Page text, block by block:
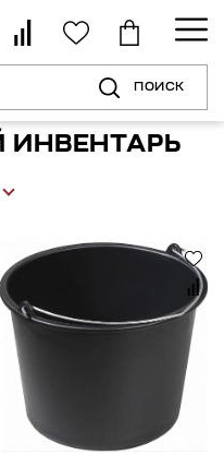
ПОИСК
товары
ИНВЕНТАРЬ